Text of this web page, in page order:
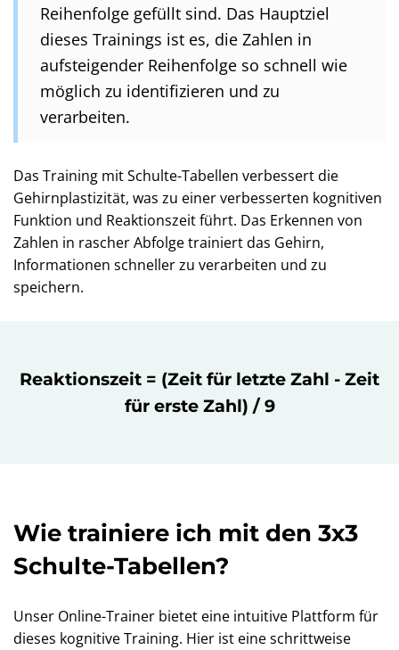
Reihenfolge gefüllt sind. Das Hauptziel
dieses Trainings ist es, die Zahlen in
aufsteigender Reihenfolge so schnell wie
möglich zu identifizieren und zu
verarbeiten.
Das Training mit Schulte-Tabellen verbessert die
Gehirnplastizität, was zu einer verbesserten kognitiven
Funktion und Reaktionszeit führt. Das Erkennen von
Zahlen in rascher Abfolge trainiert das Gehirn,
Informationen schneller zu verarbeiten und zu
speichern.
Reaktionszeit = (Zeit für letzte Zahl - Zeit
für erste Zahl) / 9
Wie trainiere ich mit den 3x3
Schulte-Tabellen?
Unser Online-Trainer bietet eine intuitive Plattform für
dieses kognitive Training. Hier ist eine schrittweise